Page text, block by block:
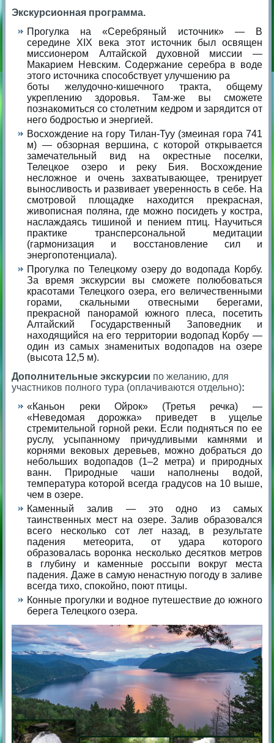
Экскурсионная программа.
Прогулка на «Серебряный источник» — В
середине XIX века этот источник был освящен
миссионером Алтайской духовной миссии —
Макарием Невским. Содержание серебра в воде
этого источника способствует улучшению ра
боты желудочно-кишечного тракта, общему
укреплению здоровья. Там-же вы сможете
познакомиться со столетним кедром и зарядится от
него бодростью и энергией.
Восхождение на гору Тилан-Туу (змеиная гора 741
м) — обзорная вершина, с которой открывается
замечательный вид на окрестные поселки,
Телецкое озеро и реку Бия. Восхождение
несложное и очень захватывающее, тренирует
выносливость и развивает уверенность в себе. На
смотровой площадке находится прекрасная,
живописная поляна, где можно посидеть у костра,
наслаждаясь тишиной и пением птиц. Научиться
практике трансперсональной медитации
(гармонизация и восстановление сил и
энергопотенциала).
Прогулка по Телецкому озеру до водопада Корбу.
За время экскурсии вы сможете полюбоваться
красотами Телецкого озера, его величественными
горами, скальными отвесными берегами,
прекрасной панорамой южного плеса, посетить
Алтайский Государственный Заповедник и
находящийся на его территории водопад Корбу —
один из самых знаменитых водопадов на озере
(высота 12,5 м).
Дополнительные экскурсии по желанию, для
участников полного тура (оплачиваются отдельно):
«Каньон реки Ойрок» (Третья речка) —
«Неведомая дорожка» приведет в ущелье
стремительной горной реки. Если подняться по ее
руслу, усыпанному причудливыми камнями и
корнями вековых деревьев, можно добраться до
небольших водопадов (1–2 метра) и природных
ванн. Природные чаши наполнены водой,
температура которой всегда градусов на 10 выше,
чем в озере.
Каменный залив — это одно из самых
таинственных мест на озере. Залив образовался
всего несколько сот лет назад, в результате
падения метеорита, от удара которого
образовалась воронка несколько десятков метров
в глубину и каменные россыпи вокруг места
падения. Даже в самую ненастную погоду в заливе
всегда тихо, спокойно, поют птицы.
Конные прогулки и водное путешествие до южного
берега Телецкого озера.